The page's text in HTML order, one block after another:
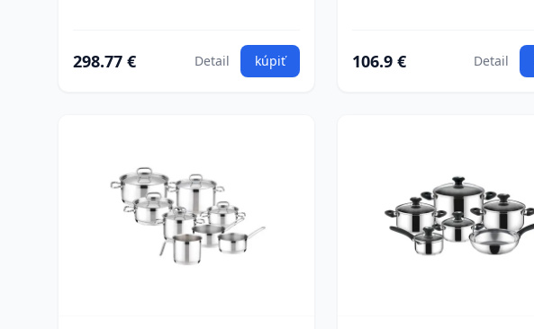
298.77 € Detail kúpiť 106.9 € Detail